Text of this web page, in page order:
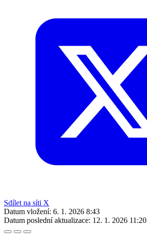
Sdílet na síti X
Datum vložení: 6. 1. 2026 8:43
Datum poslední aktualizace: 12. 1. 2026 11:20